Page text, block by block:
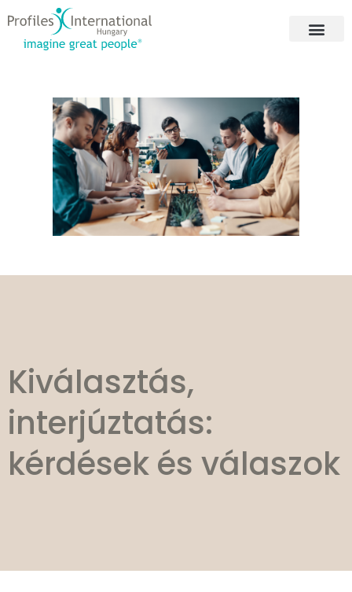
Kiválasztás,
interjúztatás:
kérdések és válaszok